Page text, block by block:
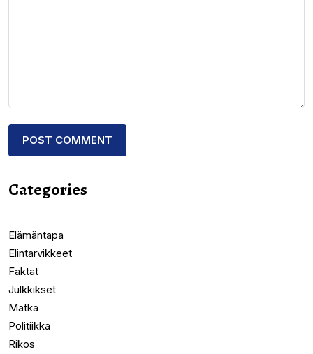
Categories
Elämäntapa
Elintarvikkeet
Faktat
Julkkikset
Matka
Politiikka
Rikos